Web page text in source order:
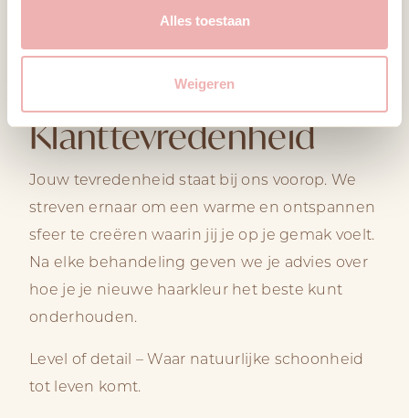
Alles toestaan
Weigeren
haarkleuring, en volgen regelmatig trainingen
Klanttevredenheid
Jouw tevredenheid staat bij ons voorop. We
streven ernaar om een warme en ontspannen
sfeer te creëren waarin jij je op je gemak voelt.
Na elke behandeling geven we je advies over
hoe je je nieuwe haarkleur het beste kunt
onderhouden.
Level of detail – Waar natuurlijke schoonheid
tot leven komt.